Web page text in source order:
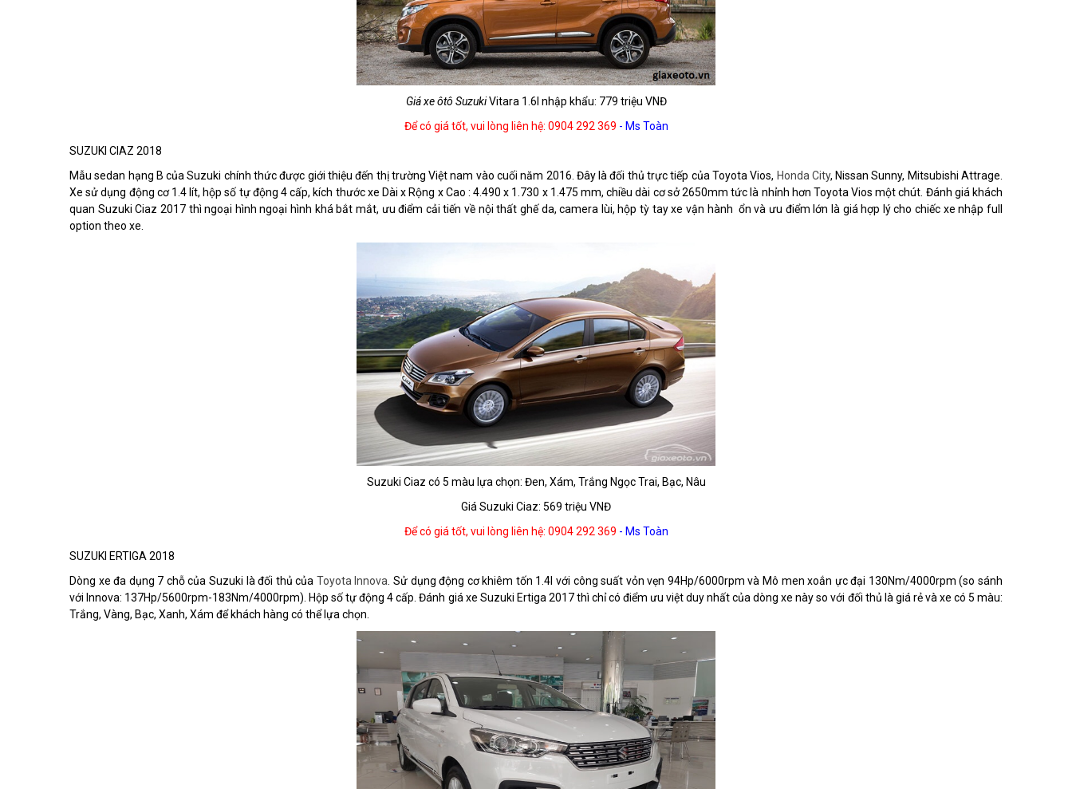
Giá xe ôtô SuzukiVitara 1.6l nhập khẩu: 779 triệu VNĐ
Để có giá tốt, vui lòng liên hệ: 0904 292 369 - Ms Toàn
SUZUKI CIAZ 2018
Mẫu sedan hạng B của Suzuki chính thức được giới thiệu đến thị trường Việt nam vào cuối năm 2016. Đây là đối thủ trực tiếp của Toyota Vios, Honda City, Nissan Sunny, Mitsubishi Attrage.
Xe sử dụng động cơ 1.4 lít, hộp số tự động 4 cấp, kích thước xe Dài x Rộng x Cao : 4.490 x 1.730 x 1.475 mm, chiều dài cơ sở 2650mm tức là nhỉnh hơn Toyota Vios một chút. Đánh giá khách
quan Suzuki Ciaz 2017 thì ngoại hình ngoại hình khá bắt mắt, ưu điểm cải tiến về nội thất ghế da, camera lùi, hộp tỳ tay xe vận hành ổn và ưu điểm lớn là giá hợp lý cho chiếc xe nhập full
option theo xe.
Suzuki Ciaz có 5 màu lựa chọn: Đen, Xám, Trắng Ngọc Trai, Bạc, Nâu
Giá Suzuki Ciaz: 569 triệu VNĐ
Để có giá tốt, vui lòng liên hệ: 0904 292 369 - Ms Toàn
SUZUKI ERTIGA 2018
Dòng xe đa dụng 7 chỗ của Suzuki là đối thủ của Toyota Innova . Sử dụng động cơ khiêm tốn 1.4l với công suất vỏn vẹn 94Hp/6000rpm và Mô men xoắn ực đại 130Nm/4000rpm (so sánh
với Innova: 137Hp/5600rpm-183Nm/4000rpm). Hộp số tự động 4 cấp. Đánh giá xe Suzuki Ertiga 2017 thì chỉ có điểm ưu việt duy nhất của dòng xe này so với đối thủ là giá rẻ và xe có 5 màu:
Trắng, Vàng, Bạc, Xanh, Xám để khách hàng có thể lựa chọn.